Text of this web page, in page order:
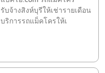
รับจ้างสิงห์บุรีให้เช่ารายเดือน
บริการรถแม็คโครให้เ